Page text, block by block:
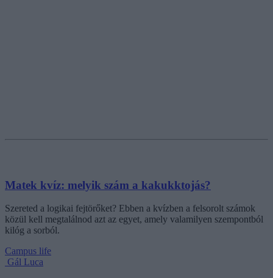
Matek kvíz: melyik szám a kakukktojás?
Szereted a logikai fejtörőket? Ebben a kvízben a felsorolt számok
közül kell megtalálnod azt az egyet, amely valamilyen szempontból
kilóg a sorból.
Campus life
Gál Luca